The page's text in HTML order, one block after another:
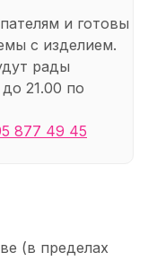
и готовы
с изделием.
рады
21.00 по
877 49 45
(в пределах